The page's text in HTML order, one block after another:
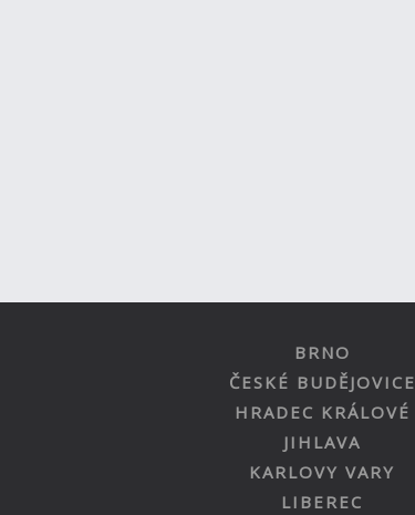
BRNO
ČESKÉ BUDĚJOVICE
HRADEC KRÁLOVÉ
JIHLAVA
KARLOVY VARY
LIBEREC